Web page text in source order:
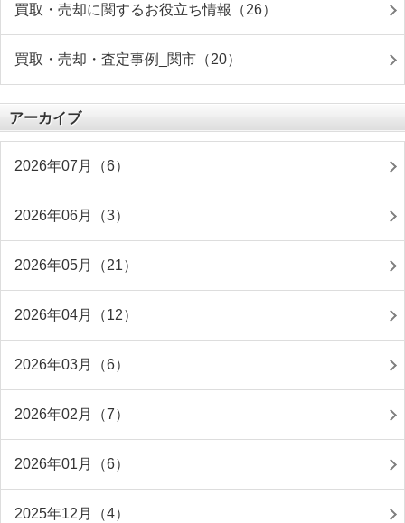
買取・売却に関するお役立ち情報（26）
買取・売却・査定事例_関市（20）
アーカイブ
2026年07月（6）
2026年06月（3）
2026年05月（21）
2026年04月（12）
2026年03月（6）
2026年02月（7）
2026年01月（6）
2025年12月（4）